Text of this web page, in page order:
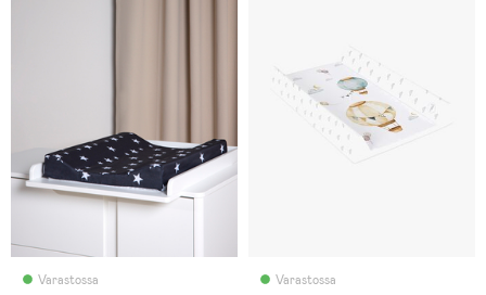
Varastossa Varastossa